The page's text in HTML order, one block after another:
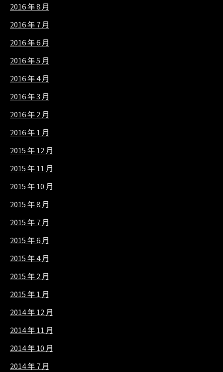
2016 年 8 月
2016 年 7 月
2016 年 6 月
2016 年 5 月
2016 年 4 月
2016 年 3 月
2016 年 2 月
2016 年 1 月
2015 年 12 月
2015 年 11 月
2015 年 10 月
2015 年 8 月
2015 年 7 月
2015 年 6 月
2015 年 4 月
2015 年 2 月
2015 年 1 月
2014 年 12 月
2014 年 11 月
2014 年 10 月
2014 年 7 月